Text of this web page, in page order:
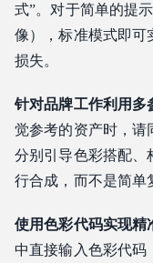
式”。对于简单的提
像），标准模式即可
损失。
针对品牌工作利用多
觉参考的资产时，请
分别引导色彩搭配、
行合成，而不是简单
使用色彩代码实现精
中直接输入色彩代码